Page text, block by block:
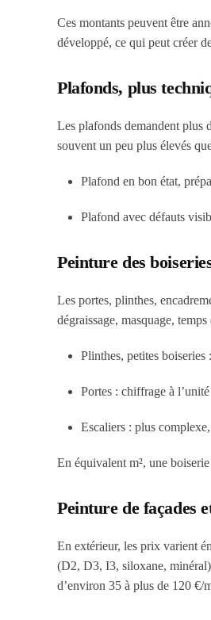
Ces montants peuvent être
développé, ce qui peut créer
Plafonds, plus
Les plafonds demandent plus
souvent un peu plus élevés
Plafond en bon état,
Plafond avec défauts
Peinture des
Les portes, plinthes,
dégraissage, masquage,
Plinthes, petites
Portes : chiffrage à
Escaliers : plus
En équivalent m², une
Peinture de façades
En extérieur, les prix varient
(D2, D3, I3, siloxane,
d’environ 35 à plus de 120 €/